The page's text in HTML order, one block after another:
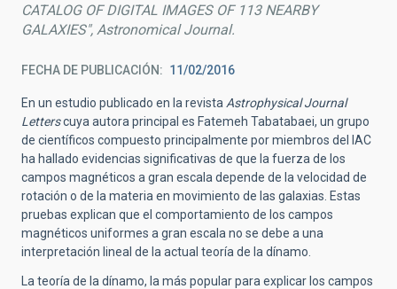
CATALOG OF DIGITAL IMAGES OF 113 NEARBY
GALAXIES", Astronomical Journal.
FECHA DE PUBLICACIÓN 11/02/2016
En un estudio publicado en la revista Astrophysical Journal
Letterscuya autora principal es Fatemeh Tabatabaei, un grupo
de científicos compuesto principalmente por miembros del IAC
ha hallado evidencias significativas de que la fuerza de los
campos magnéticos a gran escala depende de la velocidad de
rotación o de la materia en movimiento de las galaxias. Estas
pruebas explican que el comportamiento de los campos
magnéticos uniformes a gran escala no se debe a una
interpretación lineal de la actual teoría de la dínamo.
La teoría de la dínamo, la más popular para explicar los campos